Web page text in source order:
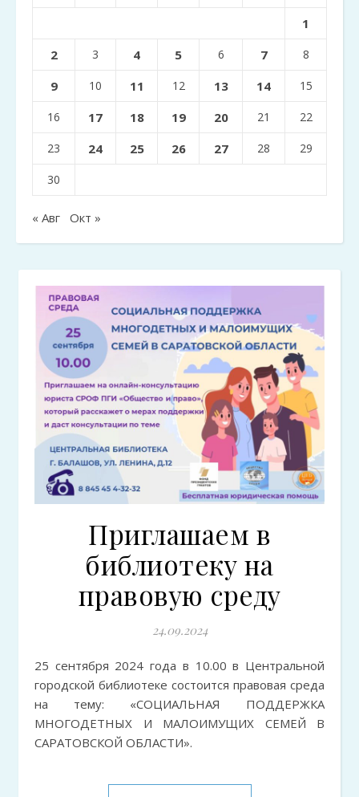
1
2
3 4 5 6 7 8
9 10 11 12 13 14 15
16 17 18 19 20 21 22
23 24 25 26 27 28 29
30
« Авг Окт »
Приглашаем в
библиотеку на
правовую среду
24.09.2024
25 сентября 2024 года в 10.00 в Центральной
городской библиотеке состоится правовая среда
на тему: «СОЦИАЛЬНАЯ ПОДДЕРЖКА
МНОГОДЕТНЫХ И МАЛОИМУЩИХ СЕМЕЙ В
САРАТОВСКОЙ ОБЛАСТИ».